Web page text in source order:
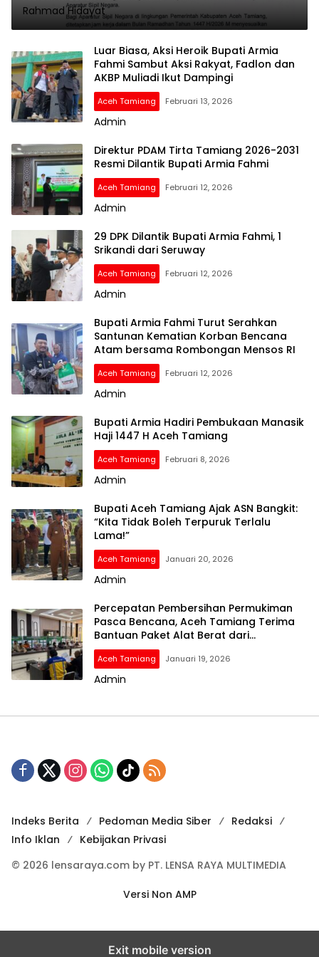
Rahmad Hidayat
Luar Biasa, Aksi Heroik Bupati Armia
Fahmi Sambut Aksi Rakyat, Fadlon dan
AKBP Muliadi Ikut Dampingi
Aceh Tamiang Februari 13, 2026
Admin
Direktur PDAM Tirta Tamiang 2026-2031
Resmi Dilantik Bupati Armia Fahmi
Aceh Tamiang Februari 12, 2026
Admin
29 DPK Dilantik Bupati Armia Fahmi, 1
Srikandi dari Seruway
Aceh Tamiang Februari 12, 2026
Admin
Bupati Armia Fahmi Turut Serahkan
Santunan Kematian Korban Bencana
Atam bersama Rombongan Mensos RI
Aceh Tamiang Februari 12, 2026
Admin
Bupati Armia Hadiri Pembukaan Manasik
Haji 1447 H Aceh Tamiang
Aceh Tamiang Februari 8, 2026
Admin
Bupati Aceh Tamiang Ajak ASN Bangkit:
“Kita Tidak Boleh Terpuruk Terlalu
Lama!”
Aceh Tamiang Januari 20, 2026
Admin
Percepatan Pembersihan Permukiman
Pasca Bencana, Aceh Tamiang Terima
Bantuan Paket Alat Berat dari
Kemendagri
Aceh Tamiang Januari 19, 2026
Admin
Indeks Berita Pedoman Media Siber
Redaksi
Info Iklan
Kebijakan Privasi
© 2026 lensaraya.com by PT. LENSA RAYA MULTIMEDIA
Versi Non AMP
Exit mobile version